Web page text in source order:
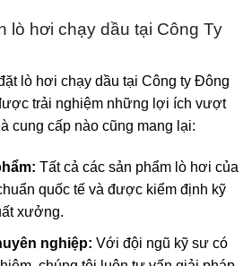
lò hơi chạy dầu tại Công Ty
lò hơi chạy dầu tại Công ty Đông
trải nghiệm những lợi ích vượt
cung cấp nào cũng mang lại:
Tất cả các sản phẩm lò hơi của
quốc tế và được kiểm định kỹ
xưởng.
nghiệp: Với đội ngũ kỹ sư có